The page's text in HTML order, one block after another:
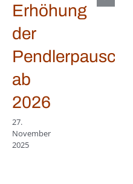
Erhöhung
der
ab
2026
27.
November
2025